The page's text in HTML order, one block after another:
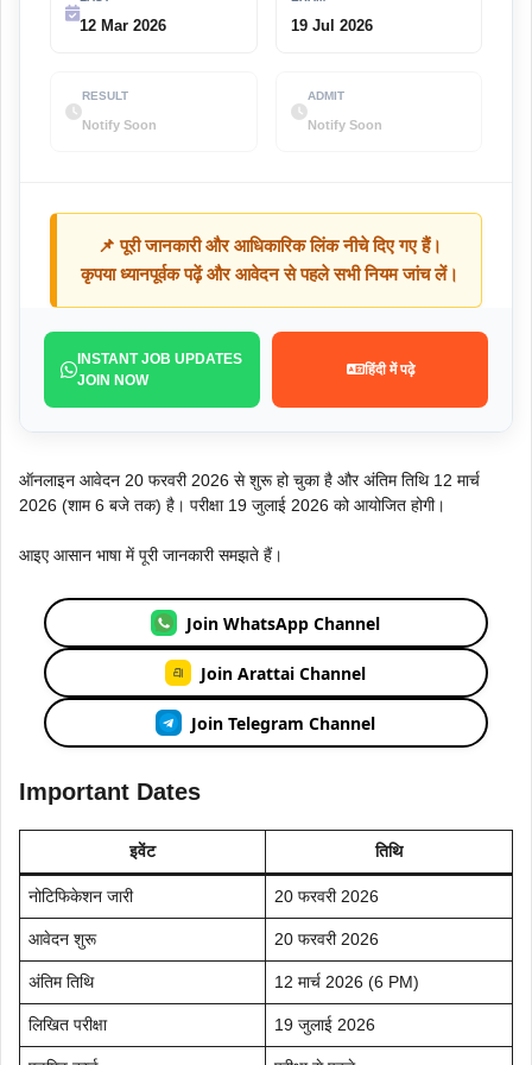
12 Mar 2026 19 Jul 2026
RESULT
Notify Soon
ADMIT
Notify Soon
📌 पूरी जानकारी और आधिकारिक लिंक नीचे दिए गए हैं।
कृपया ध्यानपूर्वक पढ़ें और आवेदन से पहले सभी नियम जांच लें।
INSTANT JOB UPDATES
JOIN NOW
हिंदी में पढ़े
ऑनलाइन आवेदन 20 फरवरी 2026 से शुरू हो चुका है और अंतिम तिथि 12 मार्च
2026 (शाम 6 बजे तक) है। परीक्षा 19 जुलाई 2026 को आयोजित होगी।
आइए आसान भाषा में पूरी जानकारी समझते हैं।
Join WhatsApp Channel
Join Arattai Channel
Join Telegram Channel
Important Dates
इवेंट तिथि
नोटिफिकेशन जारी 20 फरवरी 2026
आवेदन शुरू 20 फरवरी 2026
अंतिम तिथि 12 मार्च 2026 (6 PM)
लिखित परीक्षा 19 जुलाई 2026